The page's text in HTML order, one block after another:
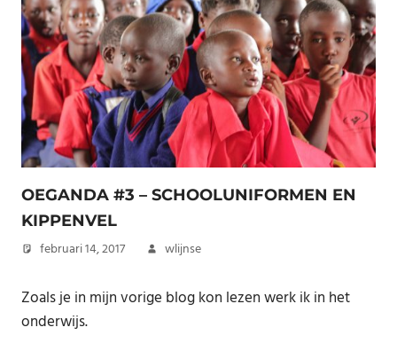
OEGANDA #3 – SCHOOLUNIFORMEN EN
KIPPENVEL
februari 14, 2017 wlijnse
Zoals je in mijn vorige blog kon lezen werk ik in het
onderwijs.